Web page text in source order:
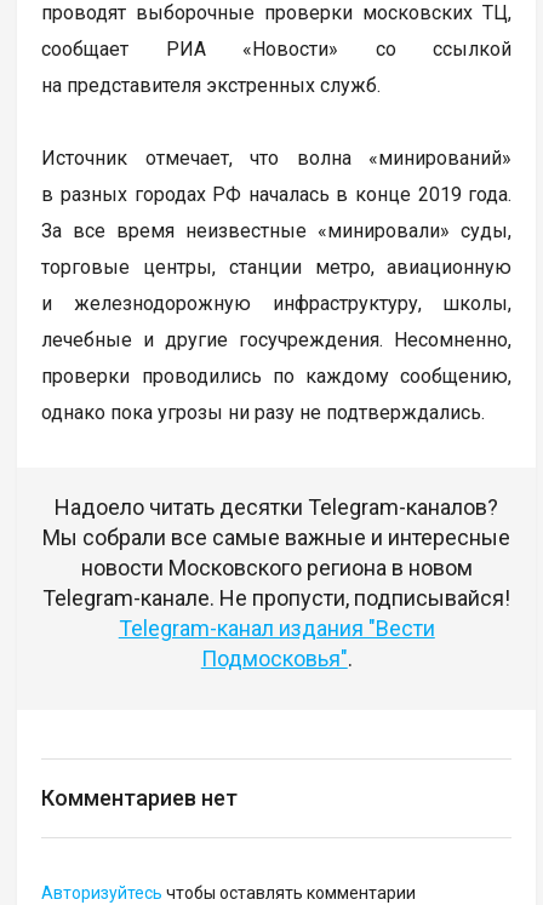
проводят выборочные проверки московских ТЦ,
сообщает РИА «Новости» со ссылкой
на представителя экстренных служб.
Источник отмечает, что волна «минирований»
в разных городах РФ началась в конце 2019 года.
За все время неизвестные «минировали» суды,
торговые центры, станции метро, авиационную
и железнодорожную инфраструктуру, школы,
лечебные и другие госучреждения. Несомненно,
проверки проводились по каждому сообщению,
однако пока угрозы ни разу не подтверждались.
Надоело читать десятки Telegram-каналов?
Мы собрали все самые важные и интересные
новости Московского региона в новом
Telegram-канале. Не пропусти, подписывайся!
Telegram-канал издания "Вести
Подмосковья".
Комментариев нет
Авторизуйтесь чтобы оставлять комментарии